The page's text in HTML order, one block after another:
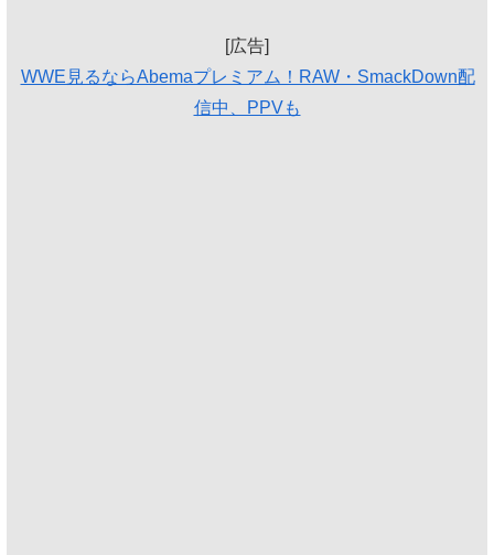
[広告]
WWE見るならAbemaプレミアム！RAW・SmackDown配
信中、PPVも